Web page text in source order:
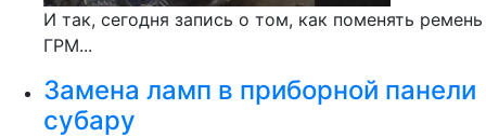
И так, сегодня запись о том, как поменять ремень
ГРМ...
Замена ламп в приборной панели
субару